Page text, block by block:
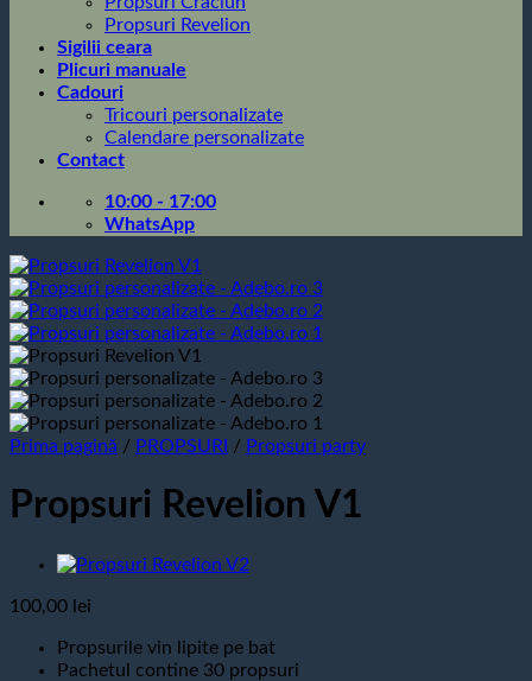
Propsuri Revelion
Sigilii ceara
Plicuri manuale
Cadouri
Tricouri personalizate
Calendare personalizate
Contact
10:00 - 17:00
WhatsApp
Prima pagină / PROPSURI / Propsuri party
Propsuri Revelion V1
100,00 lei
Propsurile vin lipite pe bat
Pachetul contine 30 propsuri